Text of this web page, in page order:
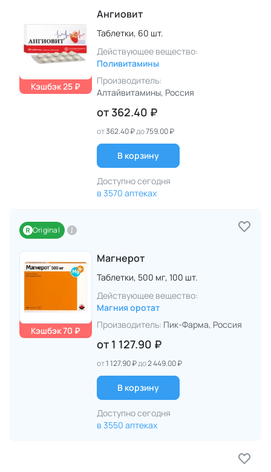
Кэшбэк 25 ₽
Ангиовит
Таблетки, 60 шт.
Действующее вещество:
Поливитамины
Производитель:
Алтайвитамины, Россия
от 362.40 ₽
от362.40 ₽до759.00 ₽
В корзину
Доступно сегодня
в 3570 аптеках
Original
Кэшбэк 70 ₽
Магнерот
Таблетки, 500 мг, 100 шт.
Действующее вещество:
Магния оротат
Производитель: Пик-Фарма, Россия
от 1 127.90 ₽
от1 127.90 ₽до2 449.00 ₽
В корзину
Доступно сегодня
в 3550 аптеках